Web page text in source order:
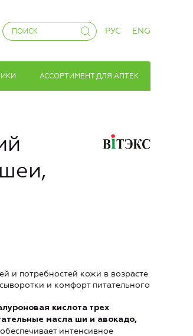
РУС ENG
АССОРТИМЕНТ ДЛЯ АПТЕК
и потребностей кожи в возрасте
и комфорт питательного
кислота трех
масла ши и авокадо,
интенсивное